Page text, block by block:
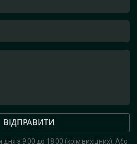
ВІДПРАВИТИ
з 9:00 до 18:00 (крім вихідних). Або